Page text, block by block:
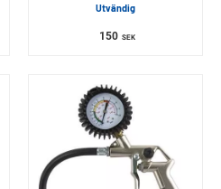
Utvändig
150 SEK